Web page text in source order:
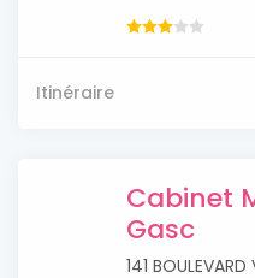
Itinéraire
Cabinet
Gasc
141